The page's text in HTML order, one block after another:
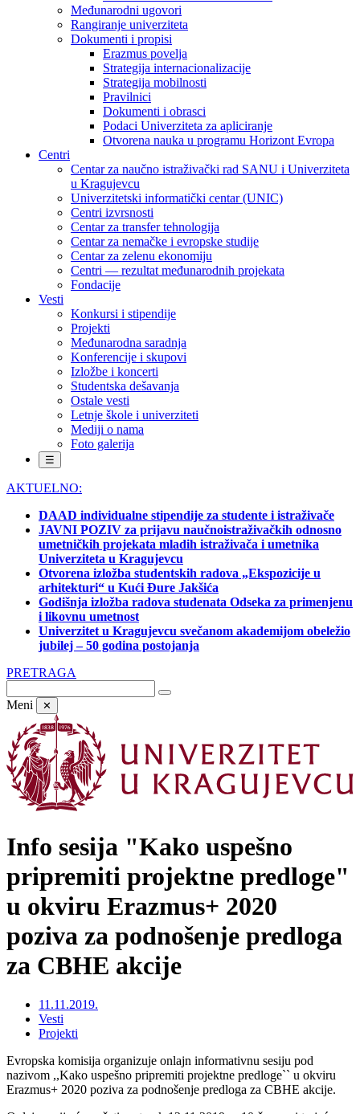
Međunarodni ugovori
Rangiranje univerziteta
Dokumenti i propisi
Erazmus povelja
Strategija internacionalizacije
Strategija mobilnosti
Pravilnici
Dokumenti i obrasci
Podaci Univerziteta za apliciranje
Otvorena nauka u programu Horizont Evropa
Centri
Centar za naučno istraživački rad SANU i Univerziteta
u Kragujevcu
Univerzitetski informatički centar (UNIC)
Centri izvrsnosti
Centar za transfer tehnologija
Centar za nemačke i evropske studije
Centar za zelenu ekonomiju
Centri — rezultat međunarodnih projekata
Fondacije
Vesti
Konkursi i stipendije
Projekti
Međunarodna saradnja
Konferencije i skupovi
Izložbe i koncerti
Studentska dešavanja
Ostale vesti
Letnje škole i univerziteti
Mediji o nama
Foto galerija
☰
AKTUELNO:
DAAD individualne stipendije za studente i istraživače
JAVNI POZIV za prijavu naučnoistraživačkih odnosno
umetničkih projekata mladih istraživača i umetnika
Univerziteta u Kragujevcu
Otvorena izložba studentskih radova „Ekspozicije u
arhitekturi“ u Kući Đure Jakšića
Godišnja izložba radova studenata Odseka za primenjenu
i likovnu umetnost
Univerzitet u Kragujevcu svečanom akademijom obeležio
jubilej – 50 godina postojanja
PRETRAGA
Meni ✕
Info sesija "Kako uspešno
pripremiti projektne predloge"
u okviru Erazmus+ 2020
poziva za podnošenje predloga
za CBHE akcije
11.11.2019.
Vesti
Projekti
Evropska komisija organizuje onlajn informativnu sesiju pod
nazivom ,,Kako uspešno pripremiti projektne predloge`` u okviru
Erazmus+ 2020 poziva za podnošenje predloga za CBHE akcije.